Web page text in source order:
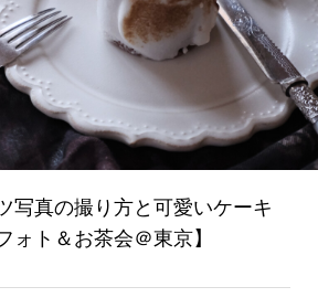
写真の撮り方と可愛いケーキ
ォト＆お茶会＠東京】